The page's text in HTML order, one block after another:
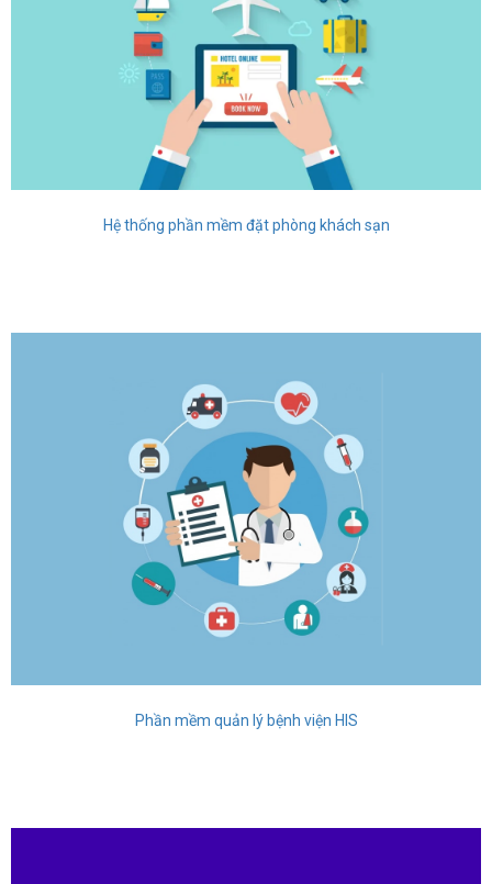
Hệ thống phần mềm đặt phòng khách sạn
Phần mềm quản lý bệnh viện HIS